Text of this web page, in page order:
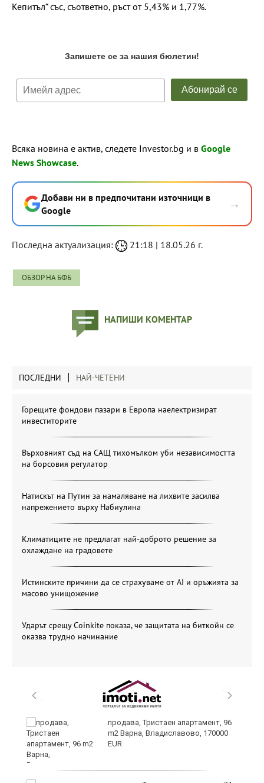
Кепитъл“ със, съответно, ръст от 5,43% и 1,77%.
Всяка новина е актив, следете Investor.bg и в Google
News Showcase.
Добави ни в предпочитани източници в
Google
→
Последна актуализация: 21:18 | 18.05.26 г.
ОБЗОР НА БФБ
НАПИШИ КОМЕНТАР
ПОСЛЕДНИ НАЙ-ЧЕТЕНИ
Горещите фондови пазари в Европа наелектризират
инвеститорите
Върховният съд на САЩ тихомълком уби независимостта
на борсовия регулатор
Натискът на Путин за намаляване на лихвите засилва
напрежението върху Набиулина
Климатиците не предлагат най-доброто решение за
охлаждане на градовете
Истинските причини да се страхуваме от AI и оръжията за
масово унищожение
Ударът срещу Coinkite показа, че защитата на биткойн се
оказва трудно начинание
продава, Тристаен апартамент, 96
m2 Варна, Владиславово, 170000
EUR